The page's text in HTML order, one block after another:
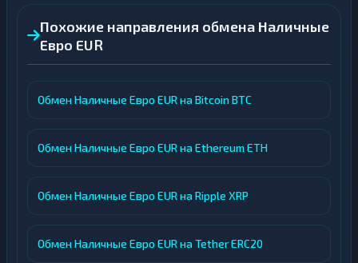
Похожие направления обмена Наличные
Евро EUR
Обмен Наличные Евро EUR на Bitcoin BTC
Обмен Наличные Евро EUR на Ethereum ETH
Обмен Наличные Евро EUR на Ripple XRP
Обмен Наличные Евро EUR на Tether ERC20